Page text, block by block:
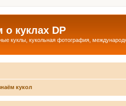
куклах DP
куклы, кукольная фотография,
кукол